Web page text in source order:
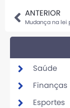
ANTERIOR
Saúde
Finanças
Esportes